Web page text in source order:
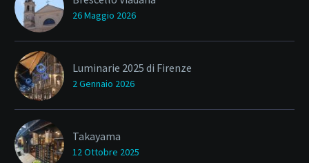
26 Maggio 2026
Luminarie 2025 di Firenze
2 Gennaio 2026
Takayama
12 Ottobre 2025